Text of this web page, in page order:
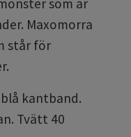
som är
Maxomorra
står för
kantband.
Tvätt 40